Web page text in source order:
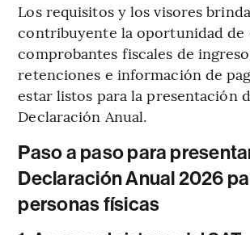
Los requisitos y los visores
contribuyente la oportunidad de
comprobantes fiscales de
retenciones e información de
estar listos para la presentación
Declaración Anual.
Paso a paso para
Declaración Anual 2026
personas físicas